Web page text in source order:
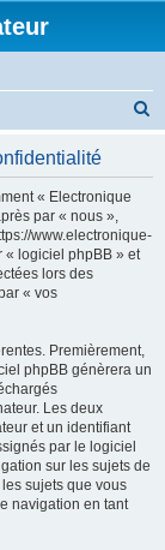
« Electronique
par « nous »,
www.electronique-
« logiciel phpBB » et
lors des
« vos
Premièrement,
phpBB génèrera un
Les deux
et un identifiant
par le logiciel
sur les sujets de
sujets que vous
navigation en tant